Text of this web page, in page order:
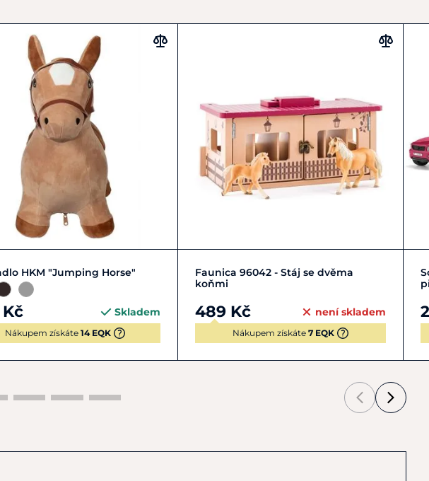
Zobrazit detail
HKM "Jumping Horse"
Skladem
Nákupem získáte 14 EQK
Do košíku
Faunica 96042 - Stáj se dvěma
koňmi
489 Kč není skladem
Nákupem získáte 7 EQK